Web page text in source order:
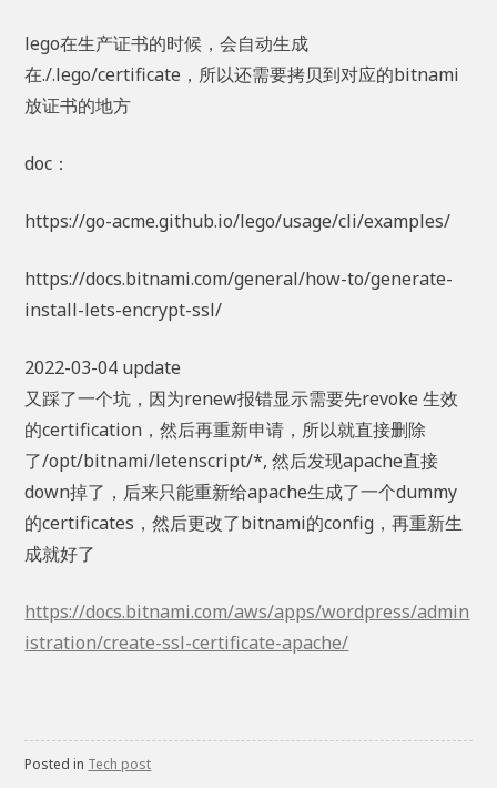
lego在生产证书的时候，会自动生成
在./.lego/certificate，所以还需要拷贝到对应的bitnami
放证书的地方
doc：
https://go-acme.github.io/lego/usage/cli/examples/
https://docs.bitnami.com/general/how-to/generate-
install-lets-encrypt-ssl/
2022-03-04 update
又踩了一个坑，因为renew报错显示需要先revoke 生效
的certification，然后再重新申请，所以就直接删除
了/opt/bitnami/letenscript/*, 然后发现apache直接
down掉了，后来只能重新给apache生成了一个dummy
的certificates，然后更改了bitnami的config，再重新生
成就好了
https://docs.bitnami.com/aws/apps/wordpress/admin
istration/create-ssl-certificate-apache/
Posted in Tech post